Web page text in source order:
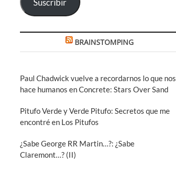
BRAINSTOMPING
Paul Chadwick vuelve a recordarnos lo que nos
hace humanos en Concrete: Stars Over Sand
Pitufo Verde y Verde Pitufo: Secretos que me
encontré en Los Pitufos
¿Sabe George RR Martin…?: ¿Sabe
Claremont…? (II)